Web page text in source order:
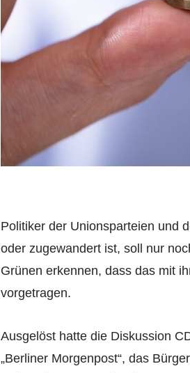
Politiker der Unionsparteien und
oder zugewandert ist, soll nur
Grünen erkennen, dass das mit
vorgetragen.
Ausgelöst hatte die Diskussion
„Berliner Morgenpost“, das